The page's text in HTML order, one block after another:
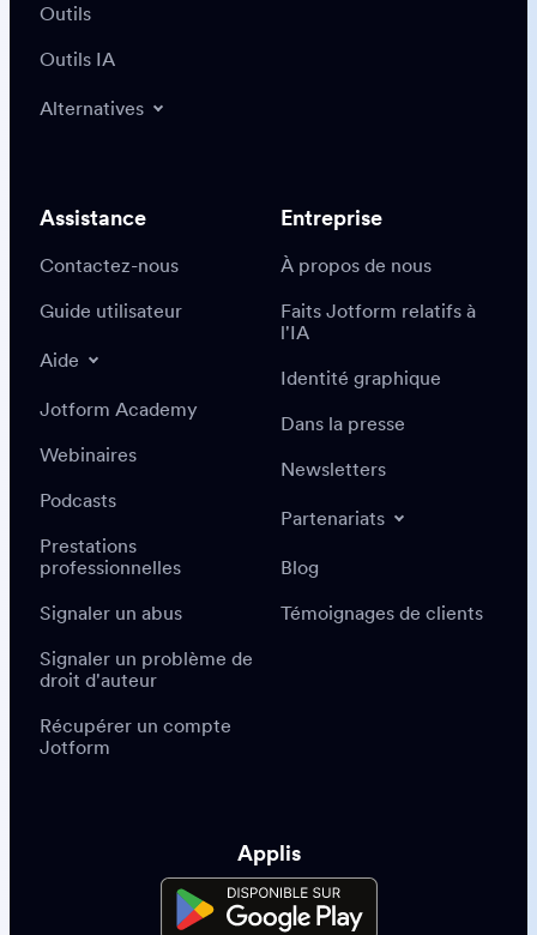
Outils
Outils IA
Alternatives
Assistance
Contactez-nous
Guide utilisateur
Aide
Jotform Academy
Webinaires
Podcasts
Prestations
professionnelles
Signaler un abus
Signaler un problème de
droit d'auteur
Récupérer un compte
Jotform
Entreprise
À propos de nous
Faits Jotform relatifs à
l'IA
Identité graphique
Dans la presse
Newsletters
Partenariats
Blog
Témoignages de clients
Applis